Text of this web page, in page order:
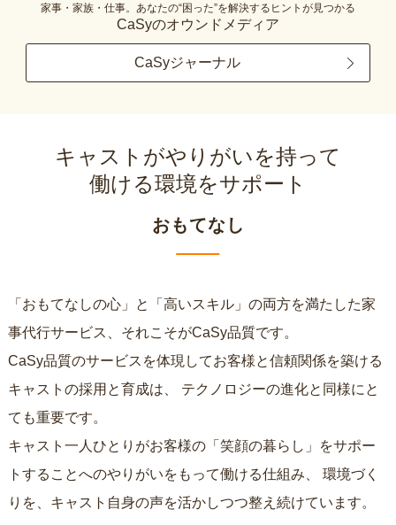
家事・家族・仕事。あなたの“困った”を解決するヒントが見つかる
CaSyのオウンドメディア
CaSyジャーナル
キャストがやりがいを持って
働ける環境をサポート
おもてなし
「おもてなしの心」と「高いスキル」の両方を満たした家
事代行サービス、それこそがCaSy品質です。
CaSy品質のサービスを体現してお客様と信頼関係を築ける
キャストの採用と育成は、
ても重要です。
キャスト一人ひとりがお客様の「笑顔の暮らし」をサポー
トすることへのやりがいをもって働ける仕組み、
りを、キャスト自身の声を活かしつつ整え続けています。